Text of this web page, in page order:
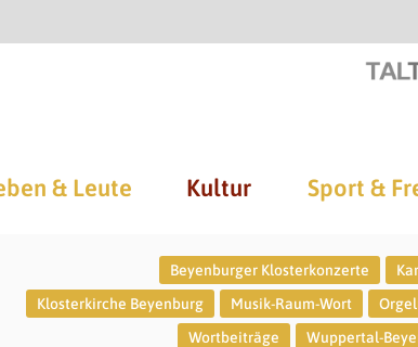
& Leute Kultur Sport &
Beyenburger Klosterkonzerte
Klosterkirche Beyenburg
Musik-Raum-Wort
Wortbeiträge
Wuppertal-